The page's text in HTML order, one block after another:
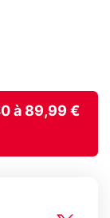
à 89,99 €